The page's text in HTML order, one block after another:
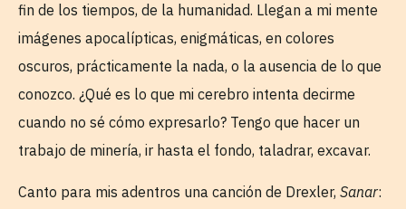
fin de los tiempos, de la humanidad. Llegan a mi mente
imágenes apocalípticas, enigmáticas, en colores
oscuros, prácticamente la nada, o la ausencia de lo que
conozco. ¿Qué es lo que mi cerebro intenta decirme
cuando no sé cómo expresarlo? Tengo que hacer un
trabajo de minería, ir hasta el fondo, taladrar, excavar.
Canto para mis adentros una canción de Drexler, Sanar: